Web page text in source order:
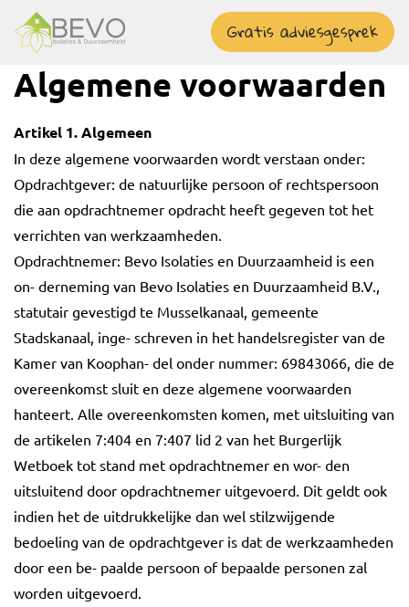
overslaan
Gratis adviesgesprek
Algemene voorwaarden
Artikel 1. Algemeen
In deze algemene voorwaarden wordt verstaan onder:
Opdrachtgever: de natuurlijke persoon of rechtspersoon
die aan opdrachtnemer opdracht heeft gegeven tot het
verrichten van werkzaamheden.
Opdrachtnemer: Bevo Isolaties en Duurzaamheid is een
on- derneming van Bevo Isolaties en Duurzaamheid B.V.,
statutair gevestigd te Musselkanaal, gemeente
Stadskanaal, inge- schreven in het handelsregister van de
Kamer van Koophan- del onder nummer: 69843066, die de
overeenkomst sluit en deze algemene voorwaarden
hanteert. Alle overeenkomsten komen, met uitsluiting van
de artikelen 7:404 en 7:407 lid 2 van het Burgerlijk
Wetboek tot stand met opdrachtnemer en wor- den
uitsluitend door opdrachtnemer uitgevoerd. Dit geldt ook
indien het de uitdrukkelijke dan wel stilzwijgende
bedoeling van de opdrachtgever is dat de werkzaamheden
door een be- paalde persoon of bepaalde personen zal
worden uitgevoerd.